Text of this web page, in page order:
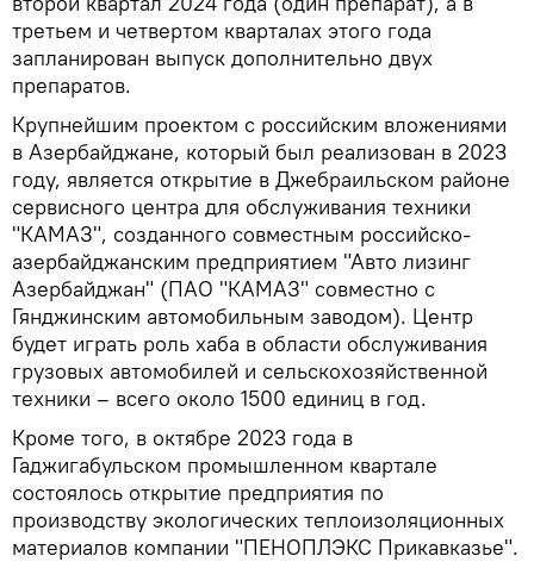
третьем и четвертом кварталах этого года
запланирован выпуск дополнительно двух
препаратов.
Крупнейшим проектом с российским вложениями
в Азербайджане, который был реализован в 2023
году, является открытие в Джебраильском районе
сервисного центра для обслуживания техники
"КАМАЗ", созданного совместным российско-
азербайджанским предприятием "Авто лизинг
Азербайджан" (ПАО "КАМАЗ" совместно с
Гянджинским автомобильным заводом). Центр
будет играть роль хаба в области обслуживания
грузовых автомобилей и сельскохозяйственной
техники – всего около 1500 единиц в год.
Кроме того, в октябре 2023 года в
Гаджигабульском промышленном квартале
состоялось открытие предприятия по
производству экологических теплоизоляционных
материалов компании "ПЕНОПЛЭКС Прикавказье".